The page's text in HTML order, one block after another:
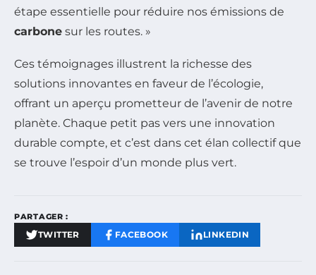
étape essentielle pour réduire nos émissions de
carbone sur les routes. »
Ces témoignages illustrent la richesse des
solutions innovantes en faveur de l’écologie,
offrant un aperçu prometteur de l’avenir de notre
planète. Chaque petit pas vers une innovation
durable compte, et c’est dans cet élan collectif que
se trouve l’espoir d’un monde plus vert.
PARTAGER :
TWITTER FACEBOOK LINKEDIN